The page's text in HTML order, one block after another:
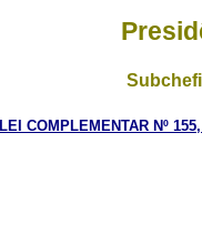
LEI COMPLEMENTAR Nº